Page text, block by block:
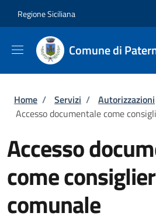
Regione Siciliana
Comune di
Briciole di pane
Home / Servizi / Autorizzazioni
Accesso documentale come
Accesso
come
comunale